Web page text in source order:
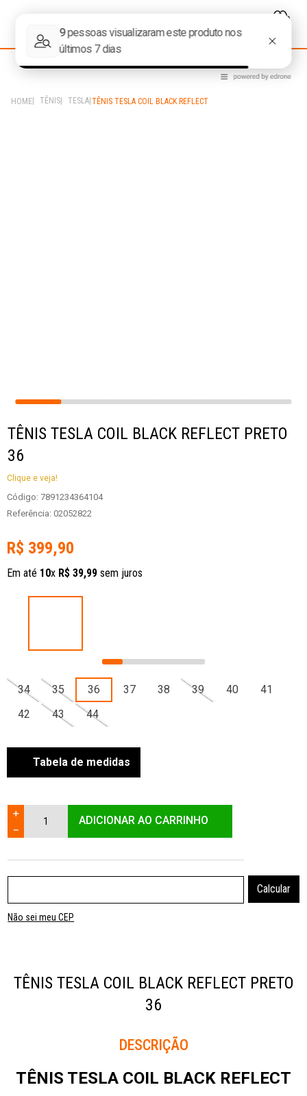
TÊNIS TESLA TÊNIS TESLA COIL BLACK REFLECT
TÊNIS TESLA COIL BLACK REFLECT PRETO
36
Clique e veja!
Código: 7891234364104
Referência: 02052822
R$ 399,90
Em até 10x R$ 39,99 sem juros
34 35 36 37 38 39 40
41
42
43 44
Tabela de medidas
＋
－
ADICIONAR AO CARRINHO
Não sei meu CEP
TÊNIS TESLA COIL BLACK REFLECT PRETO
36
Descrição
TÊNIS TESLA COIL BLACK REFLECT